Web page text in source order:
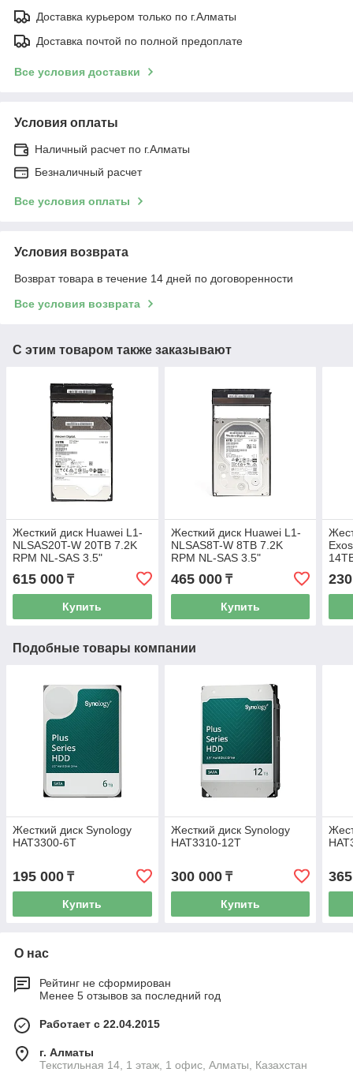
Доставка курьером только по г.Алматы
Доставка почтой по полной предоплате
Все условия доставки
Условия оплаты
Наличный расчет по г.Алматы
Безналичный расчет
Все условия оплаты
Условия возврата
Возврат товара в течение 14 дней по договоренности
Все условия возврата
С этим товаром также заказывают
Жесткий диск Huawei L1-
NLSAS20T-W 20TB 7.2K
RPM NL-SAS 3.5"
615 000 ₸
Купить
Жесткий диск Huawei L1-
NLSAS8T-W 8TB 7.2K
RPM NL-SAS 3.5"
465 000₸
Купить
Подобные товары компании
Жесткий диск Synology
HAT3300-6T
195 000 ₸
Купить
Жесткий диск Synology
HAT3310-12T
300 000₸
Купить
О нас
Рейтинг не сформирован
Менее 5 отзывов за последний год
Работает с 22.04.2015
г. Алматы
Текстильная 14, 1 этаж, 1 офис, Алматы, Казахстан